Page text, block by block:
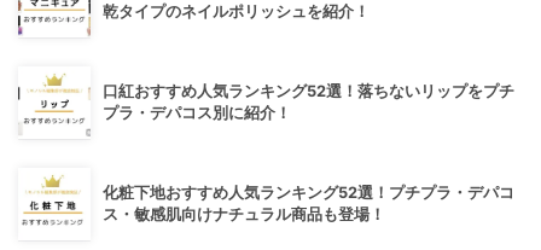
乾タイプのネイルポリッシュを紹介！
口紅おすすめ人気ランキング52選！落ちないリップをプチ
プラ・デパコス別に紹介！
化粧下地おすすめ人気ランキング52選！プチプラ・デパコ
ス・敏感肌向けナチュラル商品も登場！